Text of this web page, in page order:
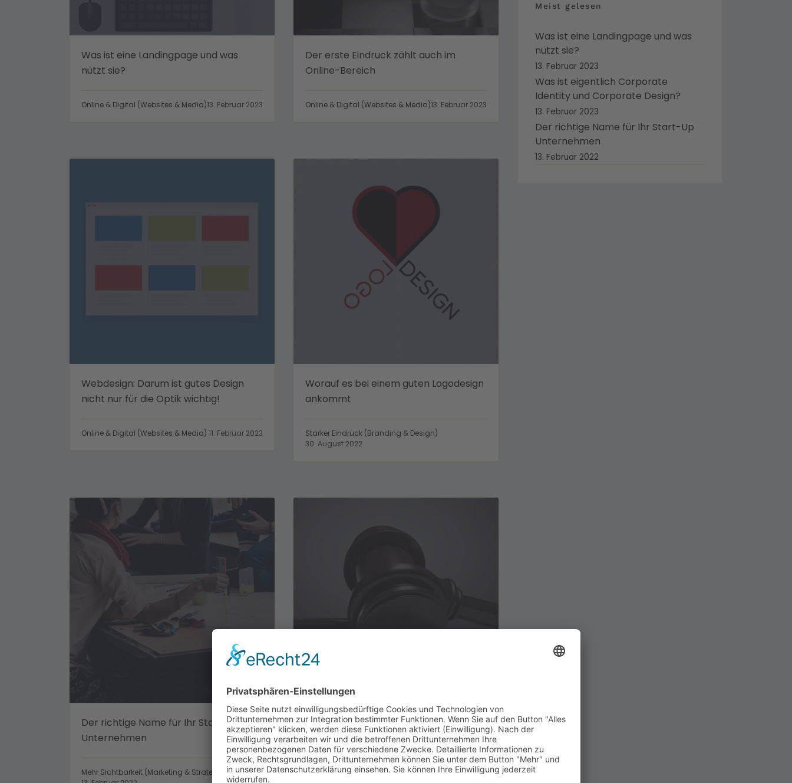
Was ist eine Landingpage und was
nützt sie?
Online & Digital (Websites & Media)13. Februar 2023
Der erste Eindruck zählt auch im
Online-Bereich
Online & Digital (Websites & Media)13. Februar 2023
Webdesign: Darum ist gutes Design
nicht nur für die Optik wichtig!
Online & Digital (Websites & Media) 11. Februar 2023
Worauf es bei einem guten Logodesign
ankommt
Starker Eindruck (Branding & Design)
30. August 2022
Der richtige Name für Ihr Start-Up
Unternehmen
Mehr Sichtbarkeit (Marketing & Strategie)
BGH-Urteil: Cookie-Banner sind auf
Webseiten nicht ausreichend!
Recht & Sicherheit (Technik & Schutz)
Meist gelesen
Was ist eine Landingpage und was
nützt sie?
13. Februar 2023
Was ist eigentlich Corporate
Identity und Corporate Design?
13. Februar 2023
Der richtige Name für Ihr Start-Up
Unternehmen
13. Februar 2022